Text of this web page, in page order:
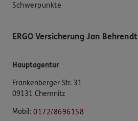
Schwerpunkte
ERGO Versicherung Jan Behrendt
Hauptagentur
Frankenberger Str. 31
09131 Chemnitz
Mobil: 0172/8696158